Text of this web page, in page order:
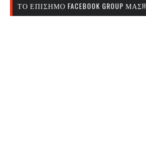
ΤΟ ΕΠΊΣΗΜΟ FACEBOOK GROUP ΜΑΣ!!